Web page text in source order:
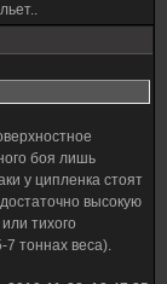
боя лишь
у ципленка стоят
высокую
тихого
7 тоннах веса).